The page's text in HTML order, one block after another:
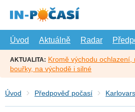
hlavní
Úvod
Aktuálně Radar
AKTUALITA: Kromě východu
bouřky, na východě i silné
Úvod Předpověď počasí